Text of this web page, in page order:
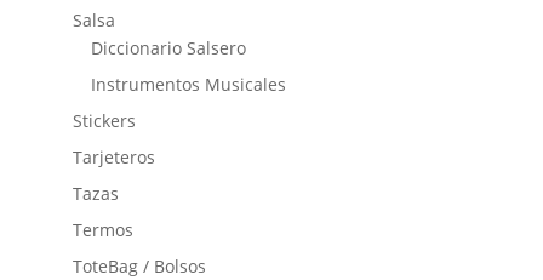
Salsa
Diccionario Salsero
Instrumentos Musicales
Stickers
Tarjeteros
Tazas
Termos
ToteBag / Bolsos